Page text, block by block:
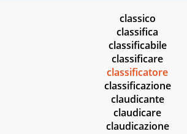
classico
classifica
classificabile
classificare
classificatore
classificazione
claudicante
claudicare
claudicazione